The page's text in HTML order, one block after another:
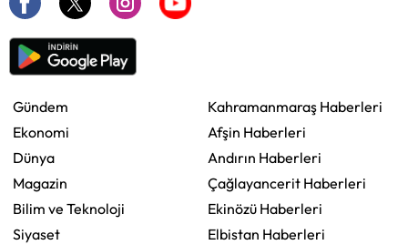
Gündem
Ekonomi
Dünya
Magazin
Bilim ve Teknoloji
Siyaset
Kahramanmaraş Haberleri
Afşin Haberleri
Andırın Haberleri
Çağlayancerit Haberleri
Ekinözü Haberleri
Elbistan Haberleri